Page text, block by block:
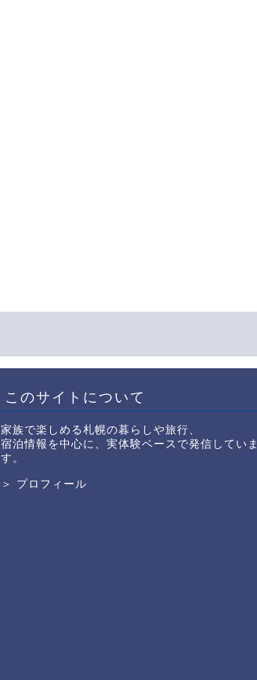
このサイトについて
家族で楽しめる札幌の暮らしや旅行、
宿泊情報を中心に、実体験ベースで発信していま
す。
＞ プロフィール